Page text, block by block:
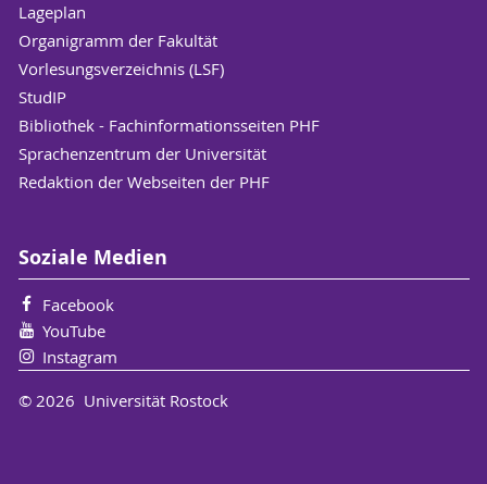
Lageplan
Organigramm der Fakultät
Vorlesungsverzeichnis (LSF)
StudIP
Bibliothek - Fachinformationsseiten PHF
Sprachenzentrum der Universität
Redaktion der Webseiten der PHF
Soziale Medien
Facebook
YouTube
Instagram
© 2026 Universität Rostock